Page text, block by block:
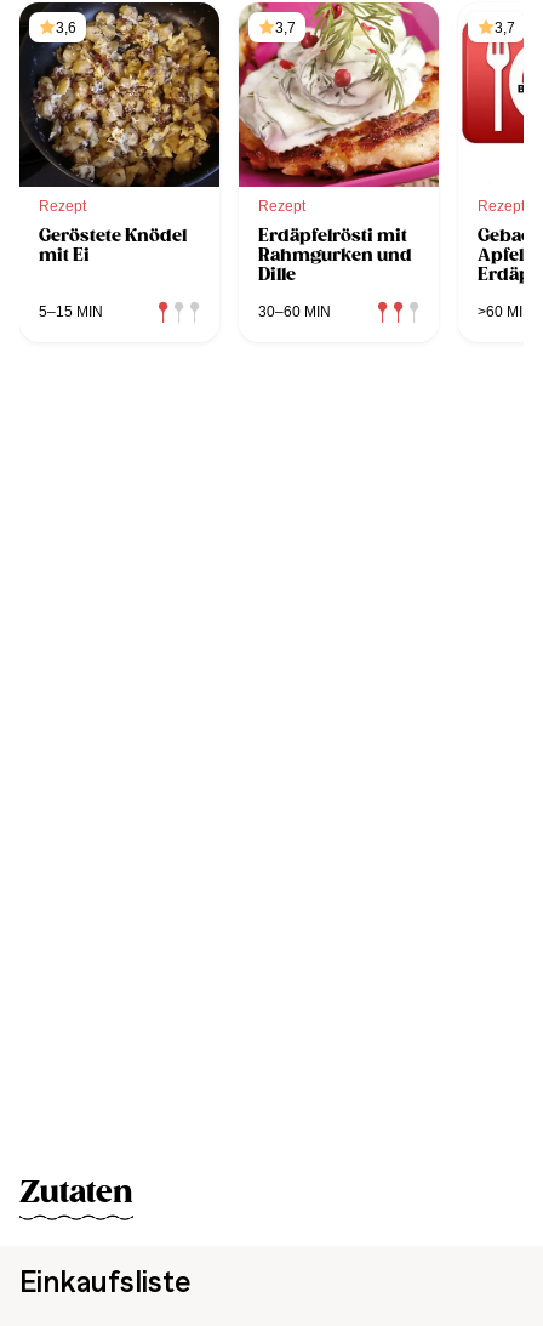
3,6
Rezept
Geröstete Knödel
mit Ei
5–15 MIN
3,7
Rezept
Erdäpfelrösti mit
Rahmgurken und
Dille
30–60 MIN
3,7
Rezept
>60 MIN
Zutaten